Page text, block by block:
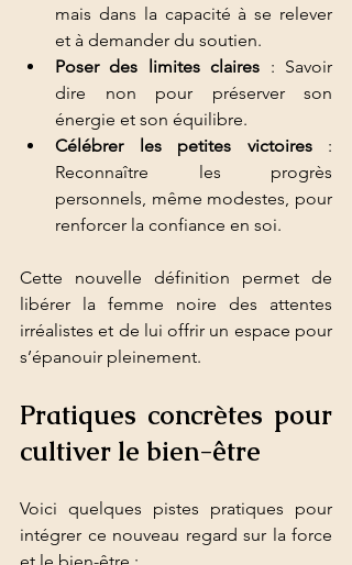
mais dans la capacité à se relever
et à demander du soutien.
Poser des limites claires : Savoir
dire non pour préserver son
énergie et son équilibre.
Célébrer les petites victoires :
Reconnaître les progrès
personnels, même modestes, pour
renforcer la confiance en soi.
Cette nouvelle définition permet de
libérer la femme noire des attentes
irréalistes et de lui offrir un espace pour
s’épanouir pleinement.
Pratiques concrètes pour
cultiver le bien-être
Voici quelques pistes pratiques pour
intégrer ce nouveau regard sur la force